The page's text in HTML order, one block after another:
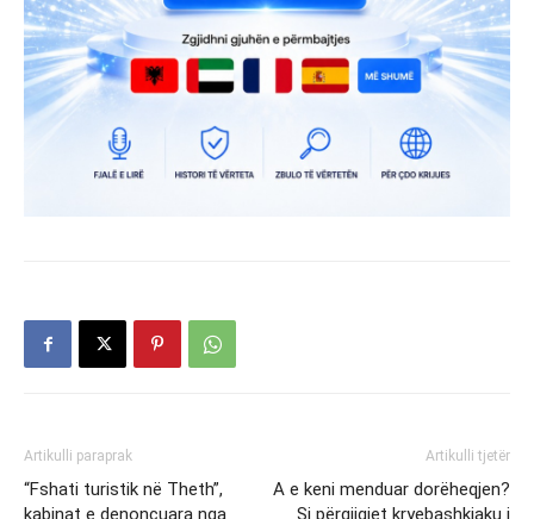
Artikulli paraprak
“Fshati turistik në Theth”,
kabinat e denoncuara nga
Artikulli tjetër
A e keni menduar dorëheqjen?
Si përgjigjet kryebashkiaku i